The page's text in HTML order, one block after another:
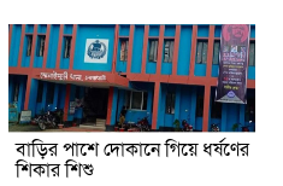
বাড়ির পাশে দোকানে গিয়ে ধর্ষণের
শিকার শিশু